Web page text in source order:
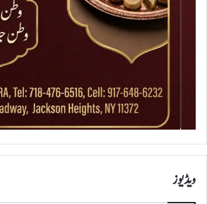
ویڈیوز